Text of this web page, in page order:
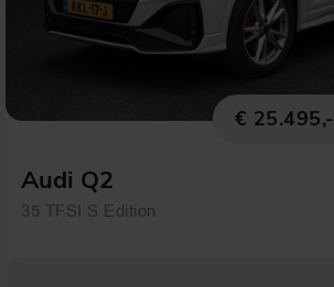
€ 25.495,-
Audi Q2
35 TFSI S Edition